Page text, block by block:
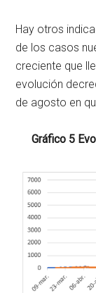
Hay otros
de los casos
creciente que
evolución
de agosto en
Gráfico 5